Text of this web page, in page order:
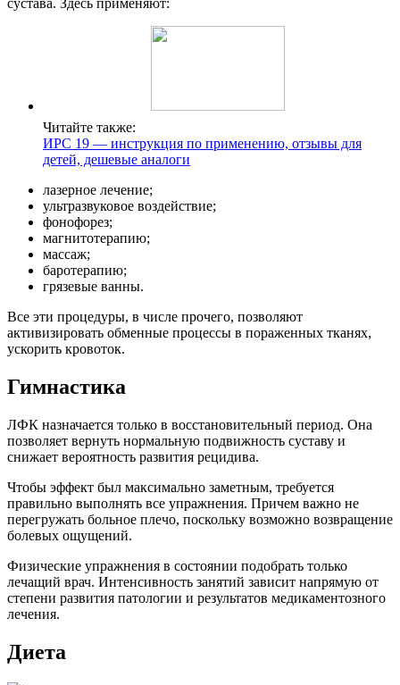
сустава. Здесь применяют:
Читайте также:
ИРС 19 — инструкция по применению, отзывы для
детей, дешевые аналоги
лазерное лечение;
ультразвуковое воздействие;
фонофорез;
магнитотерапию;
массаж;
баротерапию;
грязевые ванны.
Все эти процедуры, в числе прочего, позволяют
активизировать обменные процессы в пораженных тканях,
ускорить кровоток.
Гимнастика
ЛФК назначается только в восстановительный период. Она
позволяет вернуть нормальную подвижность суставу и
снижает вероятность развития рецидива.
Чтобы эффект был максимально заметным, требуется
правильно выполнять все упражнения. Причем важно не
перегружать больное плечо, поскольку возможно возвращение
болевых ощущений.
Физические упражнения в состоянии подобрать только
лечащий врач. Интенсивность занятий зависит напрямую от
степени развития патологии и результатов медикаментозного
лечения.
Диета